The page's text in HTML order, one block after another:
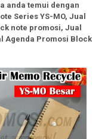
anda temui dengan
Series YS-MO, Jual
note promosi, Jual
Agenda Promosi Block